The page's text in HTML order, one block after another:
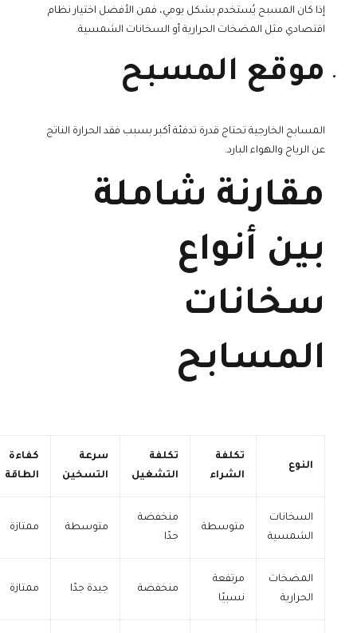
إذا كان المسبح يُستخدم بشكل يومي، فمن الأفضل اختيار نظام
اقتصادي مثل المضخات الحرارية أو السخانات الشمسية.
موقع المسبح
المسابح الخارجية تحتاج قدرة تدفئة أكبر بسبب فقد الحرارة الناتج
عن الرياح والهواء البارد.
مقارنة شاملة
بين أنواع
سخانات
المسابح
النوع
تكلفة
الشراء
تكلفة
التشغيل
سرعة
التسخين
كفاءة
الطاقة
السخانات
الشمسية
متوسطة
منخفضة
جدًا
متوسطة ممتازة
المضخات
الحرارية
مرتفعة
نسبيًا
منخفضة جيدة جدًا ممتازة